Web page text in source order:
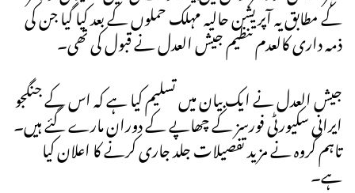
کے مطابق یہ آپریشن حالیہ مہلک حملوں کے بعد کیا گیا جن کی
ذمہ داری کالعدم تنظیم جیش العدل نے قبول کی تھی۔
جیش العدل نے ایک بیان میں تسلیم کیا ہے کہ اس کے جنگجو
ایرانی سکیورٹی فورسز کے چھاپے کے دوران مارے گئے ہیں۔
تاہم گروہ نے مزید تفصیلات جلد جاری کرنے کا اعلان کیا
ہے۔